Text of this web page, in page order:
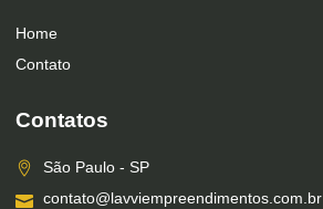
Home
Contato
Contatos
São Paulo - SP
contato@lavviempreendimentos.com.br